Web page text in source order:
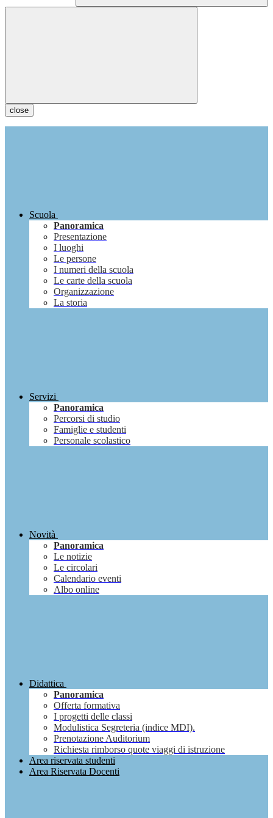
close
Scuola
Panoramica
Presentazione
I luoghi
Le persone
I numeri della scuola
Le carte della scuola
Organizzazione
La storia
Servizi
Panoramica
Percorsi di studio
Famiglie e studenti
Personale scolastico
Novità
Panoramica
Le notizie
Le circolari
Calendario eventi
Albo online
Didattica
Panoramica
Offerta formativa
I progetti delle classi
Modulistica Segreteria (indice MDI).
Prenotazione Auditorium
Richiesta rimborso quote viaggi di istruzione
Area riservata studenti
Area Riservata Docenti